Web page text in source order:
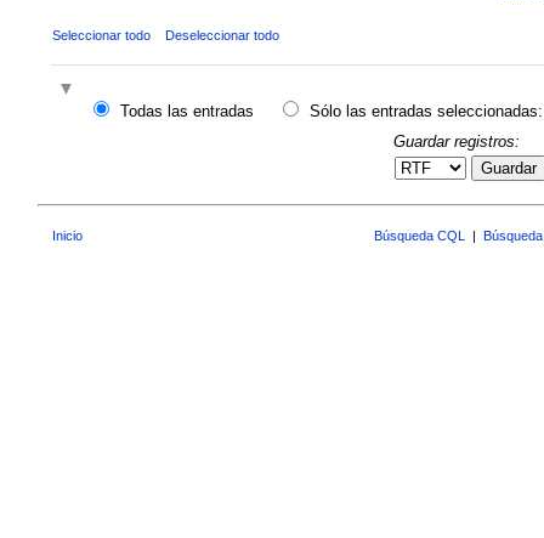
Seleccionar todo Deseleccionar todo
Todas las entradas
Sólo las entradas seleccionadas:
Guardar registros:
Guardar
Inicio Búsqueda CQL